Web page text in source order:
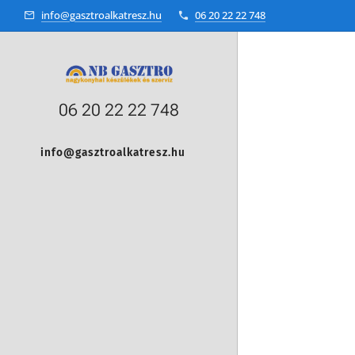
info@gasztroalkatresz.hu 06 20 22 22 748
06 20 22 22 748
info@gasztroalkatresz.hu